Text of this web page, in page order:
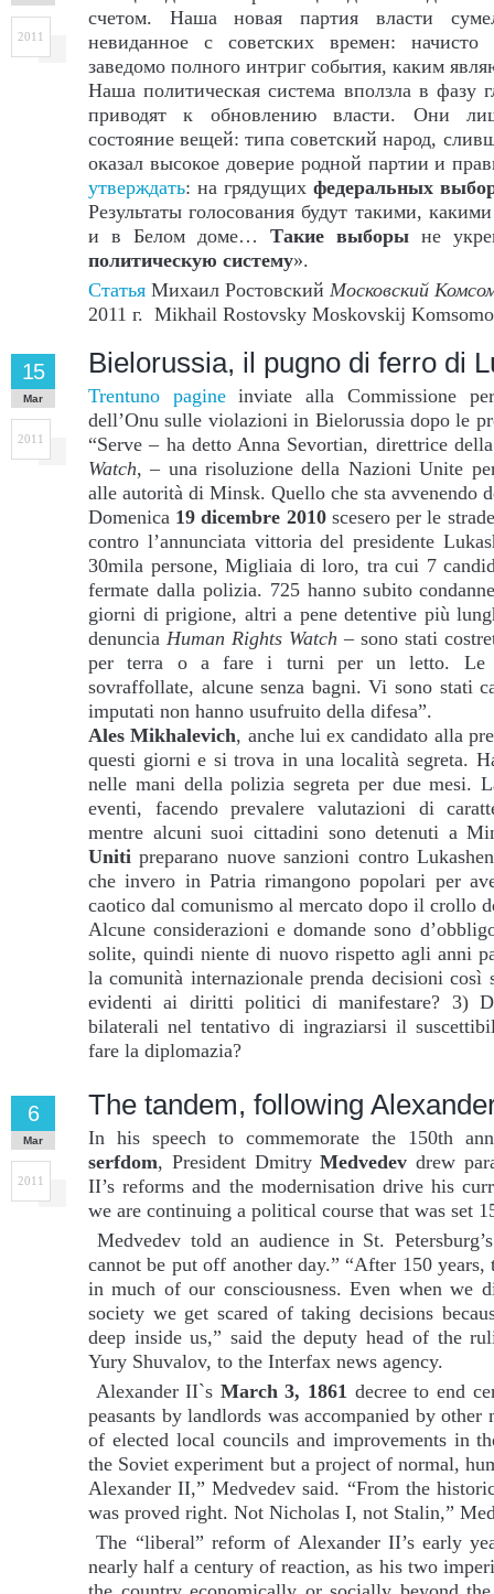
2011
счетом. Наша новая партия власти
невиданное с советских времен: начисто
заведомо полного интриг события, каким
Наша политическая система вползла в фазу
приводят к обновлению власти. Они
состояние вещей: типа советский народ,
оказал высокое доверие родной партии и
утверждать: на грядущихфедеральных
Результаты голосования будут такими,
и в Белом доме… Такие выборы не
политическую систему».
Статья Михаил Ростовский Московский
2011 г. Mikhail Rostovsky Moskovskij
Bielorussia, il pugno di ferro di
15
Mar
2011
Trentuno pagineinviate alla Commissione
dell’Onu sulle violazioni in Bielorussia dopo le
“Serve – ha detto Anna Sevortian, direttrice
Watch, – una risoluzione della Nazioni Unite
alle autorità di Minsk. Quello che sta avvenendo
Domenica 19 dicembre 2010scesero per le
contro l’annunciata vittoria del presidente
30mila persone, Migliaia di loro, tra cui 7
fermate dalla polizia. 725 hanno subito
giorni di prigione, altri a pene detentive più
denuncia Human Rights Watch – sono stati
per terra o a fare i turni per un letto. Le
sovraffollate, alcune senza bagni. Vi sono stati
imputati non hanno usufruito della difesa”.
Ales Mikhalevich, anche lui ex candidato alla
questi giorni e si trova in una località segreta.
nelle mani della polizia segreta per due mesi.
eventi, facendo prevalere valutazioni di
mentre alcuni suoi cittadini sono detenuti a
Uniti preparano nuove sanzioni contro
che invero in Patria rimangono popolari per
caotico dal comunismo al mercato dopo il crollo
Alcune considerazioni e domande sono
solite, quindi niente di nuovo rispetto agli anni
la comunità internazionale prenda decisioni
evidenti ai diritti politici di manifestare? 3)
bilaterali nel tentativo di ingraziarsi il
fare la diplomazia?
The tandem, following
6
Mar
2011
In his speech to commemorate the 150th
serfdom, President DmitryMedvedev drew
II’s reforms and the modernisation drive his
we are continuing a political course that was set
Medvedev told an audience in St.
cannot be put off another day.” “After 150
in much of our consciousness. Even when we
society we get scared of taking decisions
deep inside us,” said the deputy head of the
Yury Shuvalov, to the Interfax news agency.
Alexander II`s March 3, 1861 decree to end
peasants by landlords was accompanied by
of elected local councils and improvements in
the Soviet experiment but a project of normal,
Alexander II,” Medvedev said. “From the
was proved right. Not Nicholas I, not Stalin,”
The “liberal” reform of Alexander II’s early
nearly half a century of reaction, as his two